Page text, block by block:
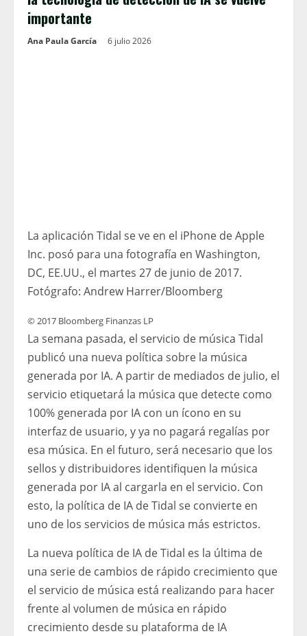
importante
Ana Paula García 6 julio 2026
La aplicación Tidal se ve en el iPhone de Apple
Inc. posó para una fotografía en Washington,
DC, EE.UU., el martes 27 de junio de 2017.
Fotógrafo: Andrew Harrer/Bloomberg
© 2017 Bloomberg Finanzas LP
La semana pasada, el servicio de música Tidal
publicó una nueva política sobre la música
generada por IA. A partir de mediados de julio, el
servicio etiquetará la música que detecte como
100% generada por IA con un ícono en su
interfaz de usuario, y ya no pagará regalías por
esa música. En el futuro, será necesario que los
sellos y distribuidores identifiquen la música
generada por IA al cargarla en el servicio. Con
esto, la política de IA de Tidal se convierte en
uno de los servicios de música más estrictos.
La nueva política de IA de Tidal es la última de
una serie de cambios de rápido crecimiento que
el servicio de música está realizando para hacer
frente al volumen de música en rápido
crecimiento desde su plataforma de IA